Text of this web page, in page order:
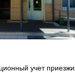
учет